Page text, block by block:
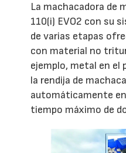
La machacadora de
110(i) EVO2 con su
de varias etapas
con material no
ejemplo, metal en el
la rendija de
automáticamente
tiempo máximo de